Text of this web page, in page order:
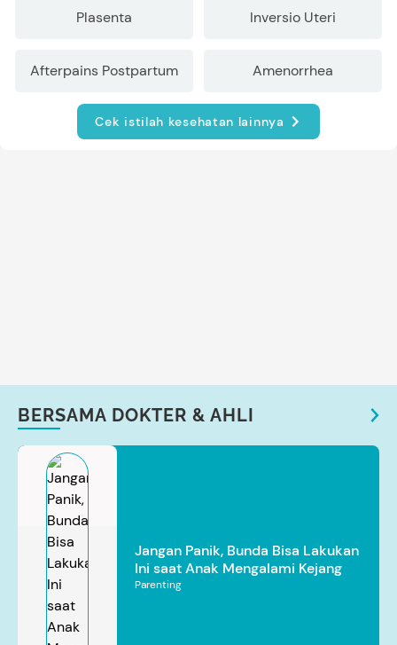
Plasenta Inversio Uteri
Afterpains Postpartum Amenorrhea
Cek istilah kesehatan lainnya
BERSAMA DOKTER & AHLI
Jangan Panik, Bunda Bisa Lakukan
Ini saat Anak Mengalami Kejang
Parenting